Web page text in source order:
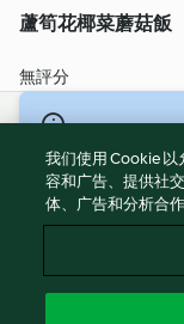
蘆筍花椰菜蘑菇飯
無評分
服務條款
隱私權政策
網頁所有權
我们使用 Cookie
容和广告、提供社
体、广告和分析合